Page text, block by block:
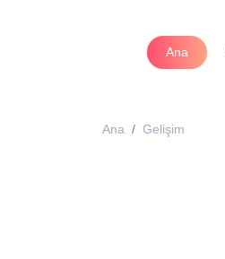
Ana
Ana Gelişim